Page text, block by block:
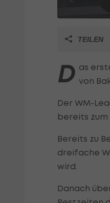
TEILEN
D as
von
Der WM-
bereits zum
Bereits zu
dreifache
wird.
Danach